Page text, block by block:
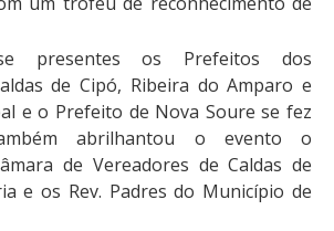
se presentes os Prefeitos dos
de Cipó, Ribeira do Amparo e
e o Prefeito de Nova Soure se fez
abrilhantou o evento o
de Vereadores de Caldas de
e os Rev. Padres do Município de